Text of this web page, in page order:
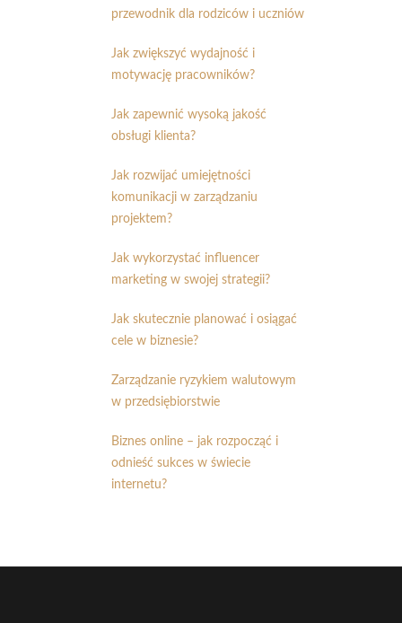
przewodnik dla rodziców i uczniów
Jak zwiększyć wydajność i
motywację pracowników?
Jak zapewnić wysoką jakość
obsługi klienta?
Jak rozwijać umiejętności
komunikacji w zarządzaniu
projektem?
Jak wykorzystać influencer
marketing w swojej strategii?
Jak skutecznie planować i osiągać
cele w biznesie?
Zarządzanie ryzykiem walutowym
w przedsiębiorstwie
Biznes online – jak rozpocząć i
odnieść sukces w świecie
internetu?